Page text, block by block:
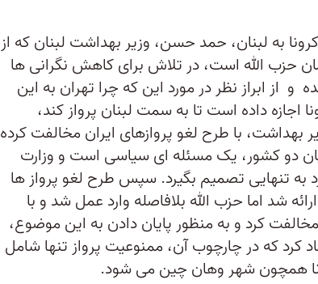
به لبنان، حمد حسن، وزیر بهداشت لبنان که از
حزب الله است، در تلاش برای کاهش نگرانی ها
و از ابراز نظر در مورد این که چرا تهران به این
اجازه داده است تا به سمت لبنان پرواز کند،
بهداشت، با طرح لغو پروازهای ایران مخالفت کرده
دو کشور، یک مسئله ای سیاسی است و وزارت
به تنهایی تصمیم بگیرد. سپس طرح لغو پرواز ها
شد اما حزب الله بلافاصله وارد عمل شد و با
مخالفت کرد و به منظور پایان دادن به این موضوع،
کرد که در چارچوب آن، ممنوعیت پرواز تنها شامل
همچون شهر وهان چین می شود.